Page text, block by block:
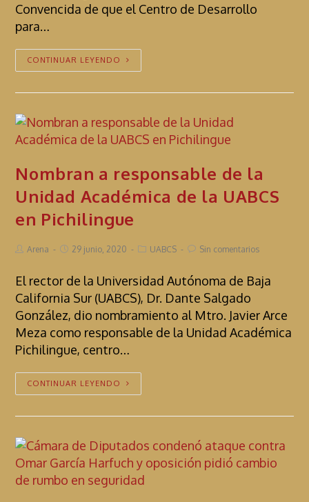
Convencida de que el Centro de Desarrollo
para…
CONTINUAR LEYENDO
Nombran a responsable de la
Unidad Académica de la UABCS
en Pichilingue
Arena 29 junio, 2020 UABCS Sin comentarios
El rector de la Universidad Autónoma de Baja
California Sur (UABCS), Dr. Dante Salgado
González, dio nombramiento al Mtro. Javier Arce
Meza como responsable de la Unidad Académica
Pichilingue, centro…
CONTINUAR LEYENDO